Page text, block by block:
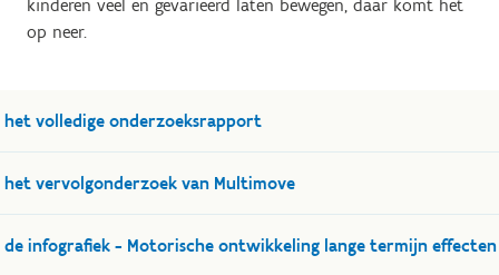
kinderen veel en gevarieerd laten bewegen, daar komt het
op neer.
het volledige onderzoeksrapport
vervolgonderzoek van Multimove
infografiek - Motorische ontwikkeling lange termijn